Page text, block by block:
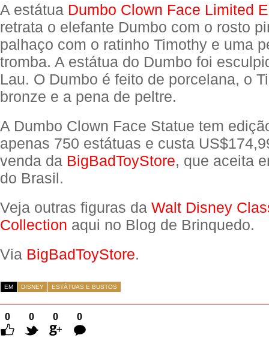
A estátua Dumbo Clown Face Limited
retrata o elefante Dumbo com o rosto
palhaço com o ratinho Timothy e uma
tromba. A estátua do Dumbo foi
Lau. O Dumbo é feito de porcelana, o
bronze e a pena de peltre.
A Dumbo Clown Face Statue tem
apenas 750 estátuas e custa
venda da BigBadToyStore, que aceita
do Brasil.
Veja outras figuras da Walt Disney
Collection aqui no Blog de Brinquedo.
Via BigBadToyStore.
EM DISNEY ESTÁTUAS E BUSTOS
0 0 0
0
Comentários